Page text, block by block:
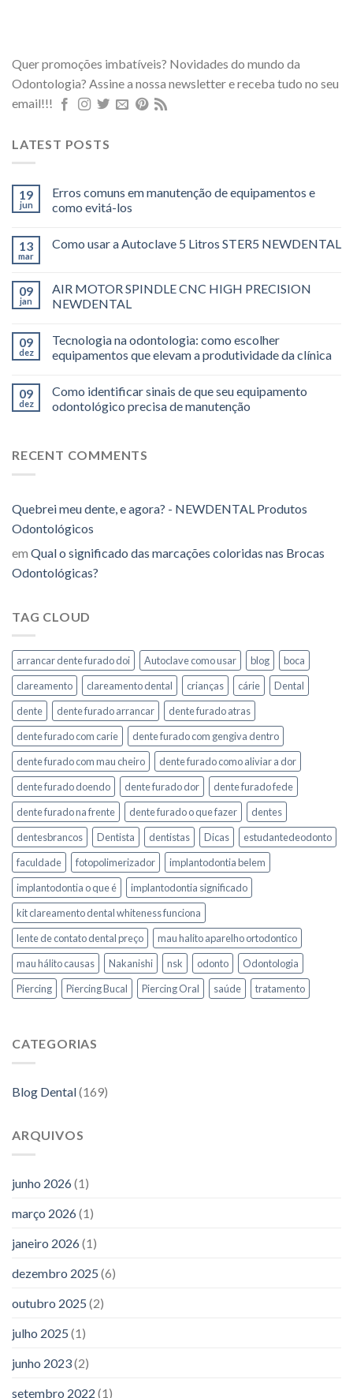
Quer promoções imbatíveis? Novidades do mundo da
Odontologia? Assine a nossa newsletter e receba tudo no seu
email!!!
LATEST POSTS
19
jun
Erros comuns em manutenção de equipamentos e
como evitá-los
13
mar
Como usar a Autoclave 5 Litros STER5 NEWDENTAL
09
jan
AIR MOTOR SPINDLE CNC HIGH PRECISION
NEWDENTAL
09
dez
Tecnologia na odontologia: como escolher
equipamentos que elevam a produtividade da clínica
09
dez
Como identificar sinais de que seu equipamento
odontológico precisa de manutenção
RECENT COMMENTS
Quebrei meu dente, e agora? - NEWDENTAL Produtos
Odontológicos
em Qual o significado das marcações coloridas nas Brocas
Odontológicas?
TAG CLOUD
arrancar dente furado doi Autoclave como usar blog
boca
clareamento
clareamento dental crianças cárie
Dental
dente
dente furado arrancar
dente furado atras
dente furado com carie
dente furado com gengiva dentro
dente furado com mau cheiro
dente furado como aliviar a dor
dente furado doendo
dente furado dor
dente furado fede
dente furado na frente
dente furado o que fazer
dentes
dentesbrancos
Dentista dentistas Dicas
estudantedeodonto
faculdade
fotopolimerizador
implantodontia belem
implantodontia o que é
implantodontia significado
kit clareamento dental whiteness funciona
lente de contato dental preço
mau halito aparelho ortodontico
mau hálito causas
Nakanishi nsk odonto
Odontologia
Piercing
Piercing Bucal Piercing Oral saúde tratamento
CATEGORIAS
Blog Dental(169)
ARQUIVOS
junho 2026(1)
março 2026(1)
janeiro 2026(1)
dezembro 2025 (6)
outubro 2025 (2)
julho 2025 (1)
junho 2023(2)
setembro 2022 (1)